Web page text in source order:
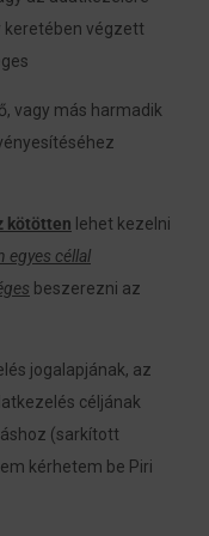
végzett
vagy más harmadik
kötötten lehet kezelni
egyes céllal
beszerezni az
jogalapjának, az
céljának
(sarkított
kérhetem be Piri